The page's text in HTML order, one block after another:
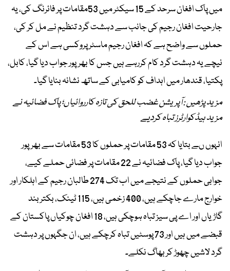
میں پاک افغان سرحد کے 15 سیکٹر میں 53مقامات پر فائرنگ کی، یہ
جارحیت افغان رجیم کی جانب سے دہشت گرد تنظیم نے مل کر کی،
حملوں سے واضح ہے کہ افغان رجیم ماسٹر پروکسی ہے اس کے
نیچے یہ دہشت گرد کام کررہے ہیں جس کا بھرپور جواب دیا گیا، کابل،
پکتیا، قندھار میں اہداف کو کامیابی کے ساتھ نشانہ بنایا گیا۔
مزید پڑھیں : آپریشن غضب للحق کی تازہ کارروائیاں؛ پاک فضائیہ نے
مزید ہیڈکوارٹرز تباہ کردیے
انہوں ںے بتایا کہ 53 مقامات پر حملوں کا 53 مقامات سے بھرپور
جواب دیا گیا، پاک فضائیہ نے 22 مقامات پر فضائی حملے کیے،
جوابی حملوں کے نتیجے میں اب تک 274 طالبان رجیم کے اہلکار اور
خوارج مارے جاچکے ہیں، 400 زخمی ہیں، 115 ٹینک، بکتر بند
گاڑیاں اور اے پی سیز تباہ ہوچکی ہیں، 18 افغان چوکیاں پاکستان کے
قبضے میں ہیں اور 73 پوسٹیں تباہ کرچکے ہیں، ان جگہوں پر دہشت
گرد لاشیں چھوڑ کر بھاگ نکلے۔